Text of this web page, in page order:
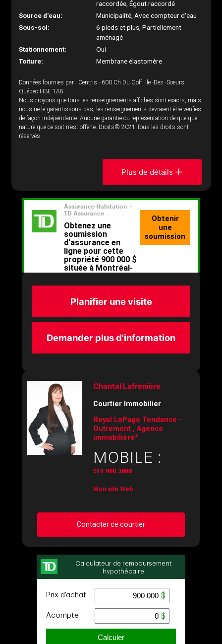
raccordée, Égout raccordé
Source d'eau:
Municipalité, Avec compteur d'eau
Sous-sol:
6 pieds et plus, Partiellement
aménagé
Stationnement:
Oui
Toiture:
Membrane élastomère
Données fournies par : Centris - 600 Ch Du Golf, Ile -Des -Soeurs,
Québec H3E 1A8
Nous croyons que tous les renseignements affichés sont exacts, mais
nous ne le garantissons pas; les renseignements devraient être vérifiés
de façon indépendante. Aucune garantie ou représentation de quelque
nature que ce soit n’est offerte. Droits© 2021 Tous les droits sont
réservés.
Plus de détails
Planifier une visite
Demander plus d'information
Chantal Lafrenière
Courtier Immobilier
Royal LePage Tendance -
Outremont , Agence
immobilière*
MOBILE :
514.980.3888
Mon site Web
Contacter ce courtier
Demander des infos sur cette inscription
Prénom